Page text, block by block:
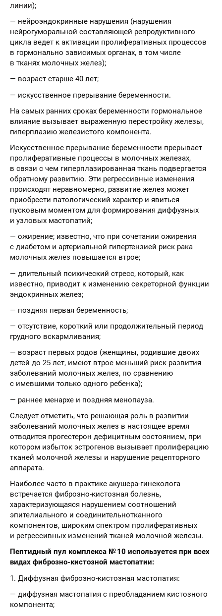
линии);
— нейроэндокринные нарушения (нарушения
нейрогуморальной составляющей репродуктивного
цикла ведет к активации пролиферативных процессов
в гормонально зависимых органах, в том числе
в тканях молочных желез);
— возраст старше 40 лет;
— искусственное прерывание беременности.
На самых ранних сроках беременности гормональное
влияние вызывает выраженную перестройку железы,
гиперплазию железистого компонента.
Искусственное прерывание беременности прерывает
пролиферативные процессы в молочных железах,
в связи с чем гиперплазированная ткань подвергается
обратному развитию. Эти регрессивные изменения
происходят неравномерно, развитие желез может
приобрести патологический характер и явиться
пусковым моментом для формирования диффузных
и узловых мастопатий;
— ожирение; известно, что при сочетании ожирения
с диабетом и артериальной гипертензией риск рака
молочных желез повышается втрое;
— длительный психический стресс, который, как
известно, приводит к изменению секреторной функции
эндокринных желез;
— поздняя первая беременность;
— отсутствие, короткий или продолжительный период
грудного вскармливания;
— возраст первых родов (женщины, родившие двоих
детей до 25 лет, имеют втрое меньший риск развития
заболеваний молочных желез, по сравнению
с имевшими только одного ребенка);
— раннее менархе и поздняя менопауза.
Следует отметить, что решающая роль в развитии
заболеваний молочных желез в настоящее время
отводится прогестерон дефицитным состоянием, при
котором избыток эстрогенов вызывает пролиферацию
тканей молочной железы и нарушение рецепторного
аппарата.
Наиболее часто в практике акушера-гинеколога
встречается фиброзно-кистозная болезнь,
характеризующаяся нарушением соотношений
эпителиального и соединительнотканного
компонентов, широким спектром пролиферативных
и регрессивных изменений тканей молочной железы.
Пептидный пул комплекса № 10 используется при всех
видах фиброзно-кистозной мастопатии:
1. Диффузная фиброзно-кистозная мастопатия:
— диффузная мастопатия с преобладанием кистозного
компонента;